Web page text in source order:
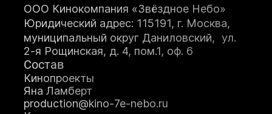
ООО Кинокомпания «Звёздное Небо»
Юридический адрес: 115191, г. Москва,
муниципальный округ Даниловский, ул.
2-я Рощинская, д. 4, пом.1, оф. 6
Состав
Кинопроекты
Яна Ламберт
production@kino-7e-nebo.ru